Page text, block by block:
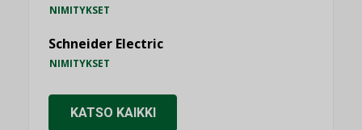
NIMITYKSET
Schneider Electric
NIMITYKSET
KATSO KAIKKI